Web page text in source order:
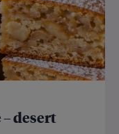
desert